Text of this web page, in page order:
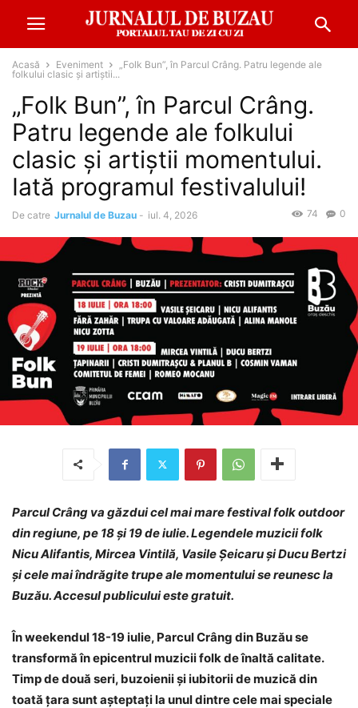
Acasă Eveniment
„Folk Bun”, în Parcul Crâng. Patru legende ale
folkului clasic și artiștii...
„Folk Bun”, în Parcul Crâng.
Patru legende ale folkului
clasic și artiștii momentului.
Iată programul festivalului!
De catre Jurnalul de Buzau - iul. 4, 2026 0
74
Parcul Crâng va găzdui cel mai mare festival folk outdoor
din regiune, pe 18 și 19 de iulie. Legendele muzicii folk
Nicu Alifantis, Mircea Vintilă, Vasile Șeicaru și Ducu Bertzi
și cele mai îndrăgite trupe ale momentului se reunesc la
Buzău. Accesul publicului este gratuit.
În weekendul 18-19 iulie, Parcul Crâng din Buzău se
transformă în epicentrul muzicii folk de înaltă calitate.
Timp de două seri, buzoienii și iubitorii de muzică din
toată țara sunt așteptați la unul dintre cele mai speciale